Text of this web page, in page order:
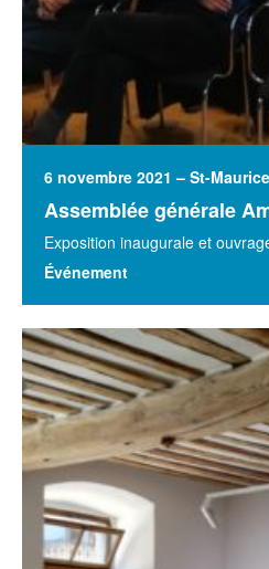
6 novembre 2021 – St-Maurice
Assemblée générale
Exposition inaugurale et
Événement